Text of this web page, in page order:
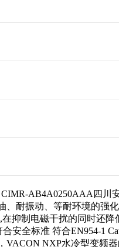
AB4A0250AAA四川
、耐振动、等耐环境的强
抑制电磁干扰的同时还
全标准 符合EN954-1
NXP水冷型变频